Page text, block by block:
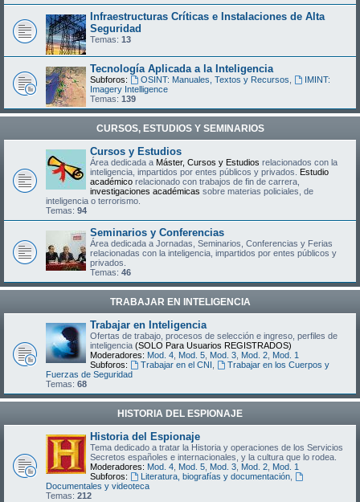
Infraestructuras Críticas e Instalaciones de Alta
Seguridad
Temas: 13
Tecnología Aplicada a la Inteligencia
Subforos: OSINT: Manuales, Textos y Recursos
IMINT:
Imagery Intelligence
Temas: 139
CURSOS, ESTUDIOS Y SEMINARIOS
Cursos y Estudios
Área dedicada a Máster, Cursos y Estudios relacionados con la
inteligencia, impartidos por entes públicos y privados. Estudio
académico relacionado con trabajos de fin de carrera,
investigaciones académicas sobre materias policiales, de
inteligencia o terrorismo.
Temas: 94
Seminarios y Conferencias
Área dedicada a Jornadas, Seminarios, Conferencias y Ferias
relacionadas con la inteligencia, impartidos por entes públicos y
privados.
Temas: 46
TRABAJAR EN INTELIGENCIA
Trabajar en Inteligencia
Ofertas de trabajo, procesos de selección e ingreso, perfiles de
inteligencia (SOLO Para Usuarios REGISTRADOS)
Moderadores: Mod. 4 Mod. 5 Mod. 3 Mod. 2 Mod. 1
Subforos:
Trabajar en el CNI
Trabajar en los Cuerpos y
Fuerzas de Seguridad
Temas: 68
HISTORIA DEL ESPIONAJE
Historia del Espionaje
Tema dedicado a tratar la Historia y operaciones de los Servicios
Secretos españoles e internacionales, y la cultura que lo rodea.
Moderadores: Mod. 4 Mod. 5 Mod. 3 Mod. 2 Mod. 1
Subforos:
Literatura, biografías y documentación,
Documentales y videoteca
Temas: 212